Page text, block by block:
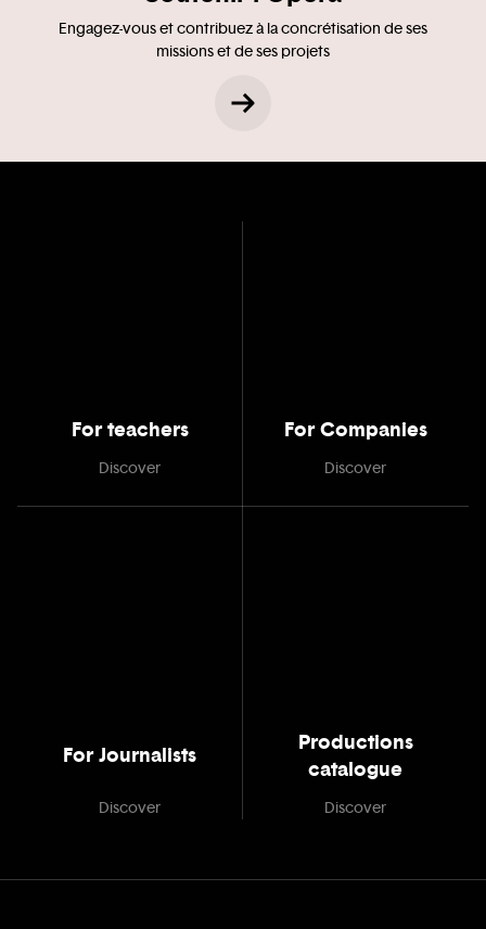
Engagez-vous et contribuez à la concrétisation de ses
missions et de ses projets
For teachers
Discover
For Companies
Discover
For Journalists
Discover
Productions
catalogue
Discover